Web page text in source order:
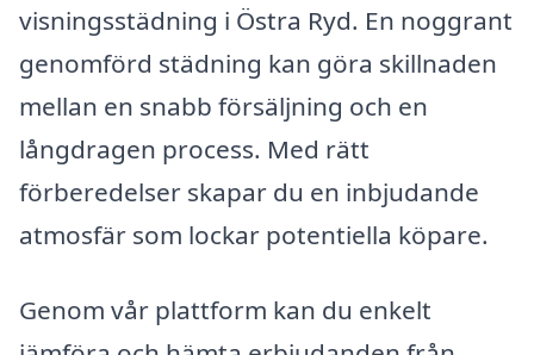
visningsstädning i Östra Ryd. En noggrant
genomförd städning kan göra skillnaden
mellan en snabb försäljning och en
långdragen process. Med rätt
förberedelser skapar du en inbjudande
atmosfär som lockar potentiella köpare.
Genom vår plattform kan du enkelt